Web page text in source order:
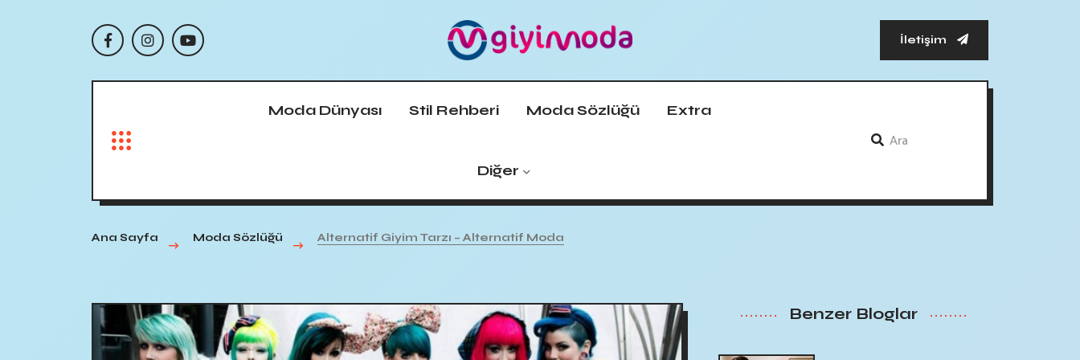
İletişim
Moda Dünyası Stil Rehberi Moda Sözlüğü Extra
Diğer
Ana Sayfa Moda Sözlüğü Alternatif Giyim Tarzı – Alternatif Moda
Benzer Bloglar